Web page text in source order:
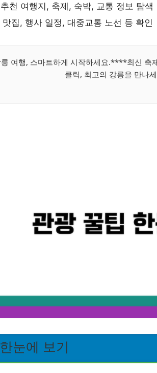
추천 여행지, 축제, 숙박, 교통 정보 탐색
맛집, 행사 일정, 대중교통 노선 등 확인
여행, 스마트하게 시작하세요.****최신 축
클릭, 최고의 강릉을 만나
눈에 보기